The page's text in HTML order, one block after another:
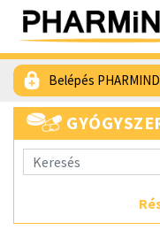
Belépés